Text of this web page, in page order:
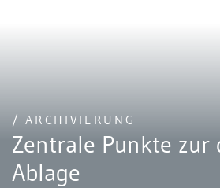
/ ARCHIVIERUNG
Zentrale Punkte zur
Ablage